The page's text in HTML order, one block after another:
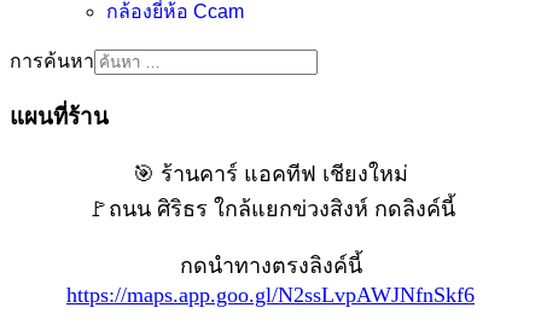
กล้องยี่ห้อ Ccam
การค้นหา
แผนที่ร้าน
🎯 ร้านคาร์ แอคทีฟ เชียงใหม่
🚩ถนน ศิริธร ใกล้แยกข่วงสิงห์ กดลิงค์นี้
กดนำทางตรงลิงค์นี้
https://maps.app.goo.gl/N2ssLvpAWJNfnSkf6